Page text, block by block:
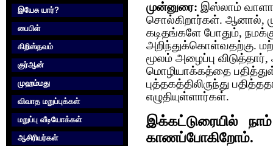
இயேசு யார்?
பைபிள்
கிறிஸ்தவம்
குர்‍ஆன்
முஹம்மது
விவாத மறுப்புக்கள்
மறுப்பு வீடியோக்கள்
ஆசிரியர்கள்
முன்னுரை: இஸ்லாம்
சொல்கிறார்கள். ஆனால்,
கடிதங்களே போதும்,
அறிந்துக்கொள்வதற்கு.
மூலம் அழைப்பு
மொழியாக்கத்தை
புத்தகத்திலிருந்து
எழுதியுள்ளார்கள்.
இக்கட்டுரையில்
காணப்போகிறோம்.